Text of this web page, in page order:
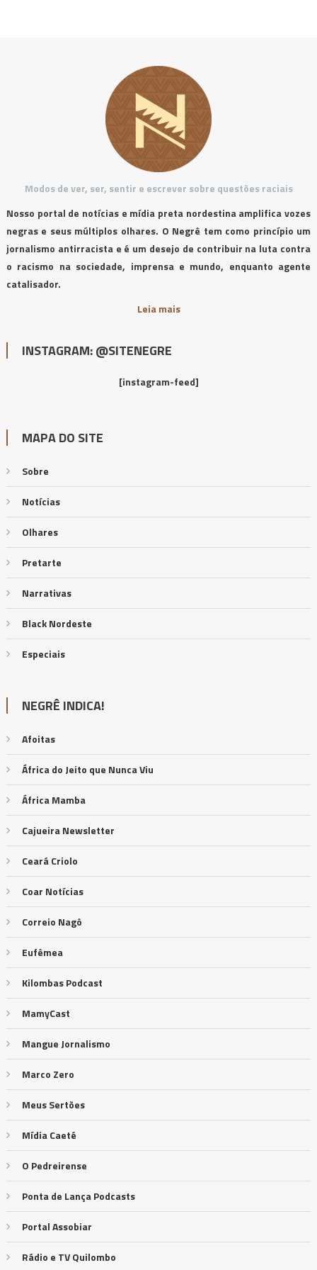
Modos de ver, ser, sentir e escrever sobre questões raciais
Nosso portal de notícias e mídia preta nordestina amplifica vozes
negras e seus múltiplos olhares. O Negrê tem como princípio um
jornalismo antirracista e é um desejo de contribuir na luta contra
o racismo na sociedade, imprensa e mundo, enquanto agente
catalisador.
Leia mais
INSTAGRAM: @SITENEGRE
[instagram-feed]
MAPA DO SITE
Sobre
Notícias
Olhares
Pretarte
Narrativas
Black Nordeste
Especiais
NEGRÊ INDICA!
Afoitas
África do Jeito que Nunca Viu
África Mamba
Cajueira Newsletter
Ceará Criolo
Coar Notícias
Correio Nagô
Eufêmea
Kilombas Podcast
MamyCast
Mangue Jornalismo
Marco Zero
Meus Sertões
Mídia Caeté
O Pedreirense
Ponta de Lança Podcasts
Portal Assobiar
Rádio e TV Quilombo